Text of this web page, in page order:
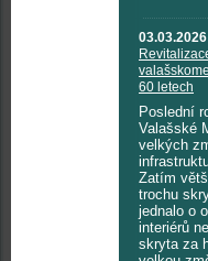
03.03.2026
60 letech
Poslední
Valašské
velkých
Zatím
trochu
jednalo o
interiérů
skryta za